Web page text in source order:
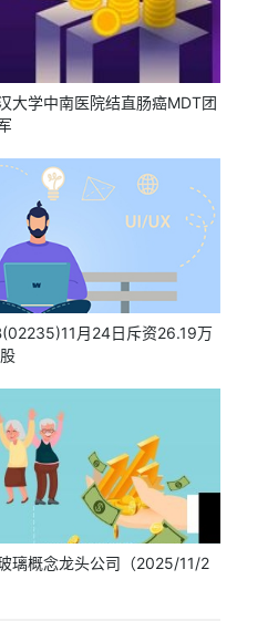
大学中南医院结直肠癌MDT团
月24日斥资26.19万
璃概念龙头公司（2025/11/2